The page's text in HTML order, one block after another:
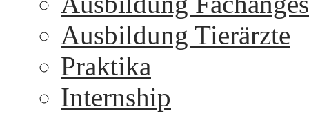
Ausbildung Tierärzte
Praktika
Internship